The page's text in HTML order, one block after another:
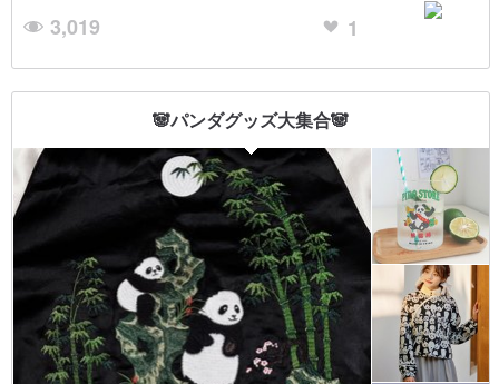
3,019 1
🐼パンダグッズ大集合🐼